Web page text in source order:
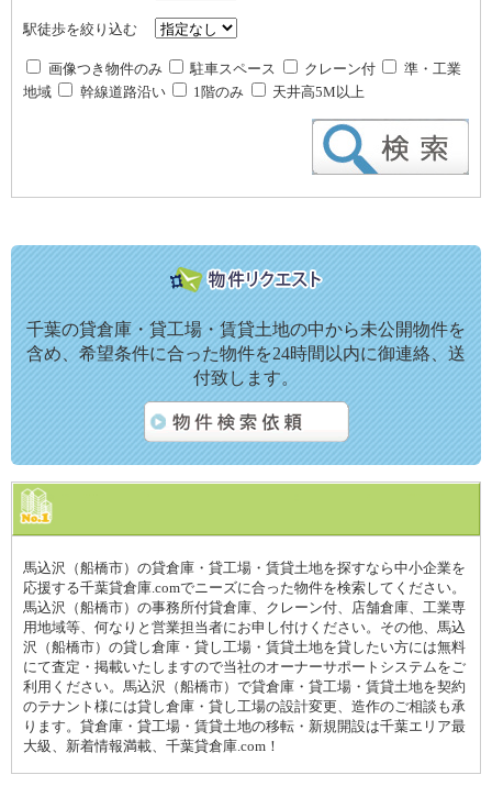
駅徒歩を絞り込む
画像つき物件のみ 駐車スペース クレーン付
準・工業
地域
幹線道路沿い 1階のみ 天井高5M以上
千葉の貸倉庫・貸工場・賃貸土地の中から未公開物件を
含め、希望条件に合った物件を24時間以内に御連絡、送
付致します。
馬込沢（船橋市）の貸倉庫・貸工場・賃貸土地を探すなら中小企業を
応援する千葉貸倉庫.comでニーズに合った物件を検索してください。
馬込沢（船橋市）の事務所付貸倉庫、クレーン付、店舗倉庫、工業専
用地域等、何なりと営業担当者にお申し付けください。その他、馬込
沢（船橋市）の貸し倉庫・貸し工場・賃貸土地を貸したい方には無料
にて査定・掲載いたしますので当社のオーナーサポートシステムをご
利用ください。馬込沢（船橋市）で貸倉庫・貸工場・賃貸土地を契約
のテナント様には貸し倉庫・貸し工場の設計変更、造作のご相談も承
ります。貸倉庫・貸工場・賃貸土地の移転・新規開設は千葉エリア最
大級、新着情報満載、千葉貸倉庫.com！